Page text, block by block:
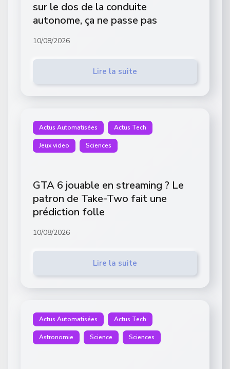
sur le dos de la conduite
autonome, ça ne passe pas
10/08/2026
Lire la suite
Actus Automatisées Actus Tech
Jeux video Sciences
GTA 6 jouable en streaming ? Le
patron de Take-Two fait une
prédiction folle
10/08/2026
Lire la suite
Actus Automatisées Actus Tech
Astronomie Science Sciences